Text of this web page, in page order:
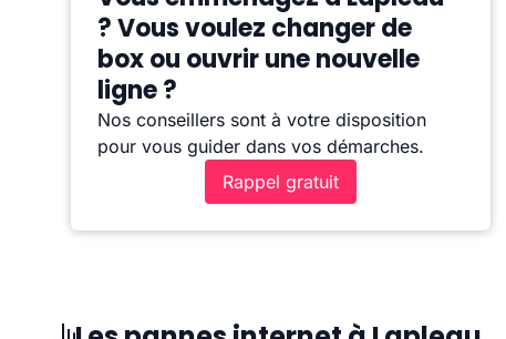
? Vous voulez changer de
box ou ouvrir une nouvelle
ligne ?
Nos conseillers sont à votre disposition
pour vous guider dans vos démarches.
Rappel gratuit